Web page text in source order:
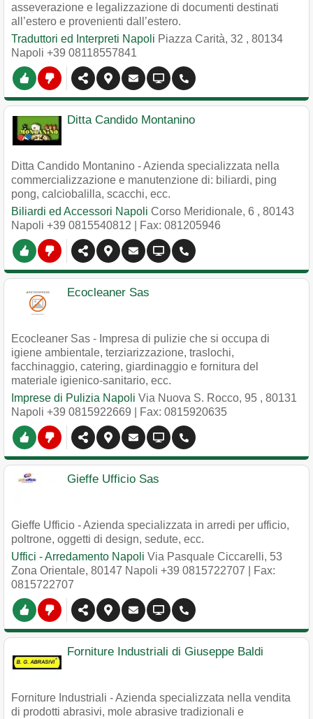
asseverazione e legalizzazione di documenti destinati
all’estero e provenienti dall’estero.
Traduttori ed Interpreti Napoli Piazza Carità, 32 , 80134
Napoli +39 08118557841
Ditta Candido Montanino
Ditta Candido Montanino - Azienda specializzata nella
commercializzazione e manutenzione di: biliardi, ping
pong, calciobalilla, scacchi, ecc.
Biliardi ed Accessori Napoli Corso Meridionale, 6 , 80143
Napoli +39 0815540812 | Fax: 081205946
Ecocleaner Sas
Ecocleaner Sas - Impresa di pulizie che si occupa di
igiene ambientale, terziarizzazione, traslochi,
facchinaggio, catering, giardinaggio e fornitura del
materiale igienico-sanitario, ecc.
Imprese di Pulizia Napoli Via Nuova S. Rocco, 95 , 80131
Napoli +39 0815922669 | Fax: 0815920635
Gieffe Ufficio Sas
Gieffe Ufficio - Azienda specializzata in arredi per ufficio,
poltrone, oggetti di design, sedute, ecc.
Uffici - Arredamento Napoli Via Pasquale Ciccarelli, 53
Zona Orientale, 80147 Napoli +39 0815722707 | Fax:
0815722707
Forniture Industriali di Giuseppe Baldi
Forniture Industriali - Azienda specializzata nella vendita
di prodotti abrasivi, mole abrasive tradizionali e